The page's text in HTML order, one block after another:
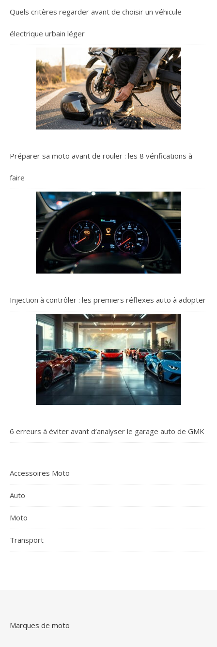
Quels critères regarder avant de choisir un véhicule
électrique urbain léger
Préparer sa moto avant de rouler : les 8 vérifications à
faire
Injection à contrôler : les premiers réflexes auto à adopter
6 erreurs à éviter avant d’analyser le garage auto de GMK
Accessoires Moto
Auto
Moto
Transport
Marques de moto